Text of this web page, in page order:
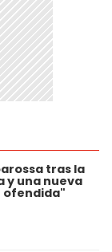
tras la
y una nueva
ofendida"